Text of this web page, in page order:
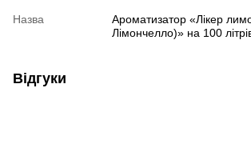
Назва
Ароматизатор «Лікер
Лімончелло)» на 100
Відгуки